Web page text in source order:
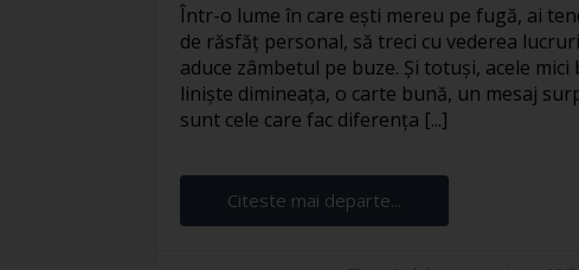
Într-o lume în care ești mereu pe fugă, ai
de răsfăț personal, să treci cu vederea
aduce zâmbetul pe buze. Și totuși, acele
liniște dimineața, o carte bună, un mesaj
sunt cele care fac diferența [...]
Citeste mai departe...